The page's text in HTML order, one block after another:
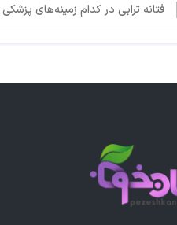
فتانه ترابی در کدام زمینه‌های پزشکی بیمار می‌پذیرد؟